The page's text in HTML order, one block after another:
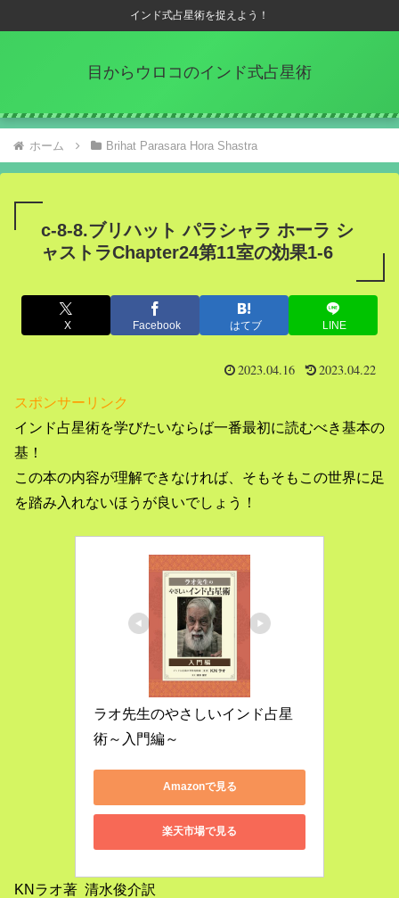
インド式占星術を捉えよう！
目からウロコのインド式占星術
ホーム Brihat Parasara Hora Shastra
c-8-8.ブリハット パラシャラ ホーラ シ
ャストラChapter24第11室の効果1-6
X Facebook はてブ LINE
2023.04.16 2023.04.22
スポンサーリンク
インド占星術を学びたいならば一番最初に読むべき基本の
基！
この本の内容が理解できなければ、そもそもこの世界に足
を踏み入れないほうが良いでしょう！
ラオ先生のやさしいインド占星
術～入門編～
Amazonで見る
楽天市場で見る
KNラオ著 清水俊介訳